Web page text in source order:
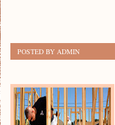
POSTED BY ADMIN